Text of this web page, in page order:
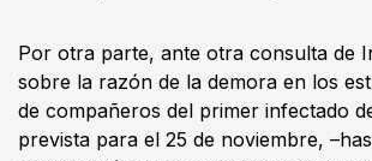
Por otra parte, ante otra consulta de
sobre la razón de la demora en los
de compañeros del primer infectado
prevista para el 25 de noviembre,